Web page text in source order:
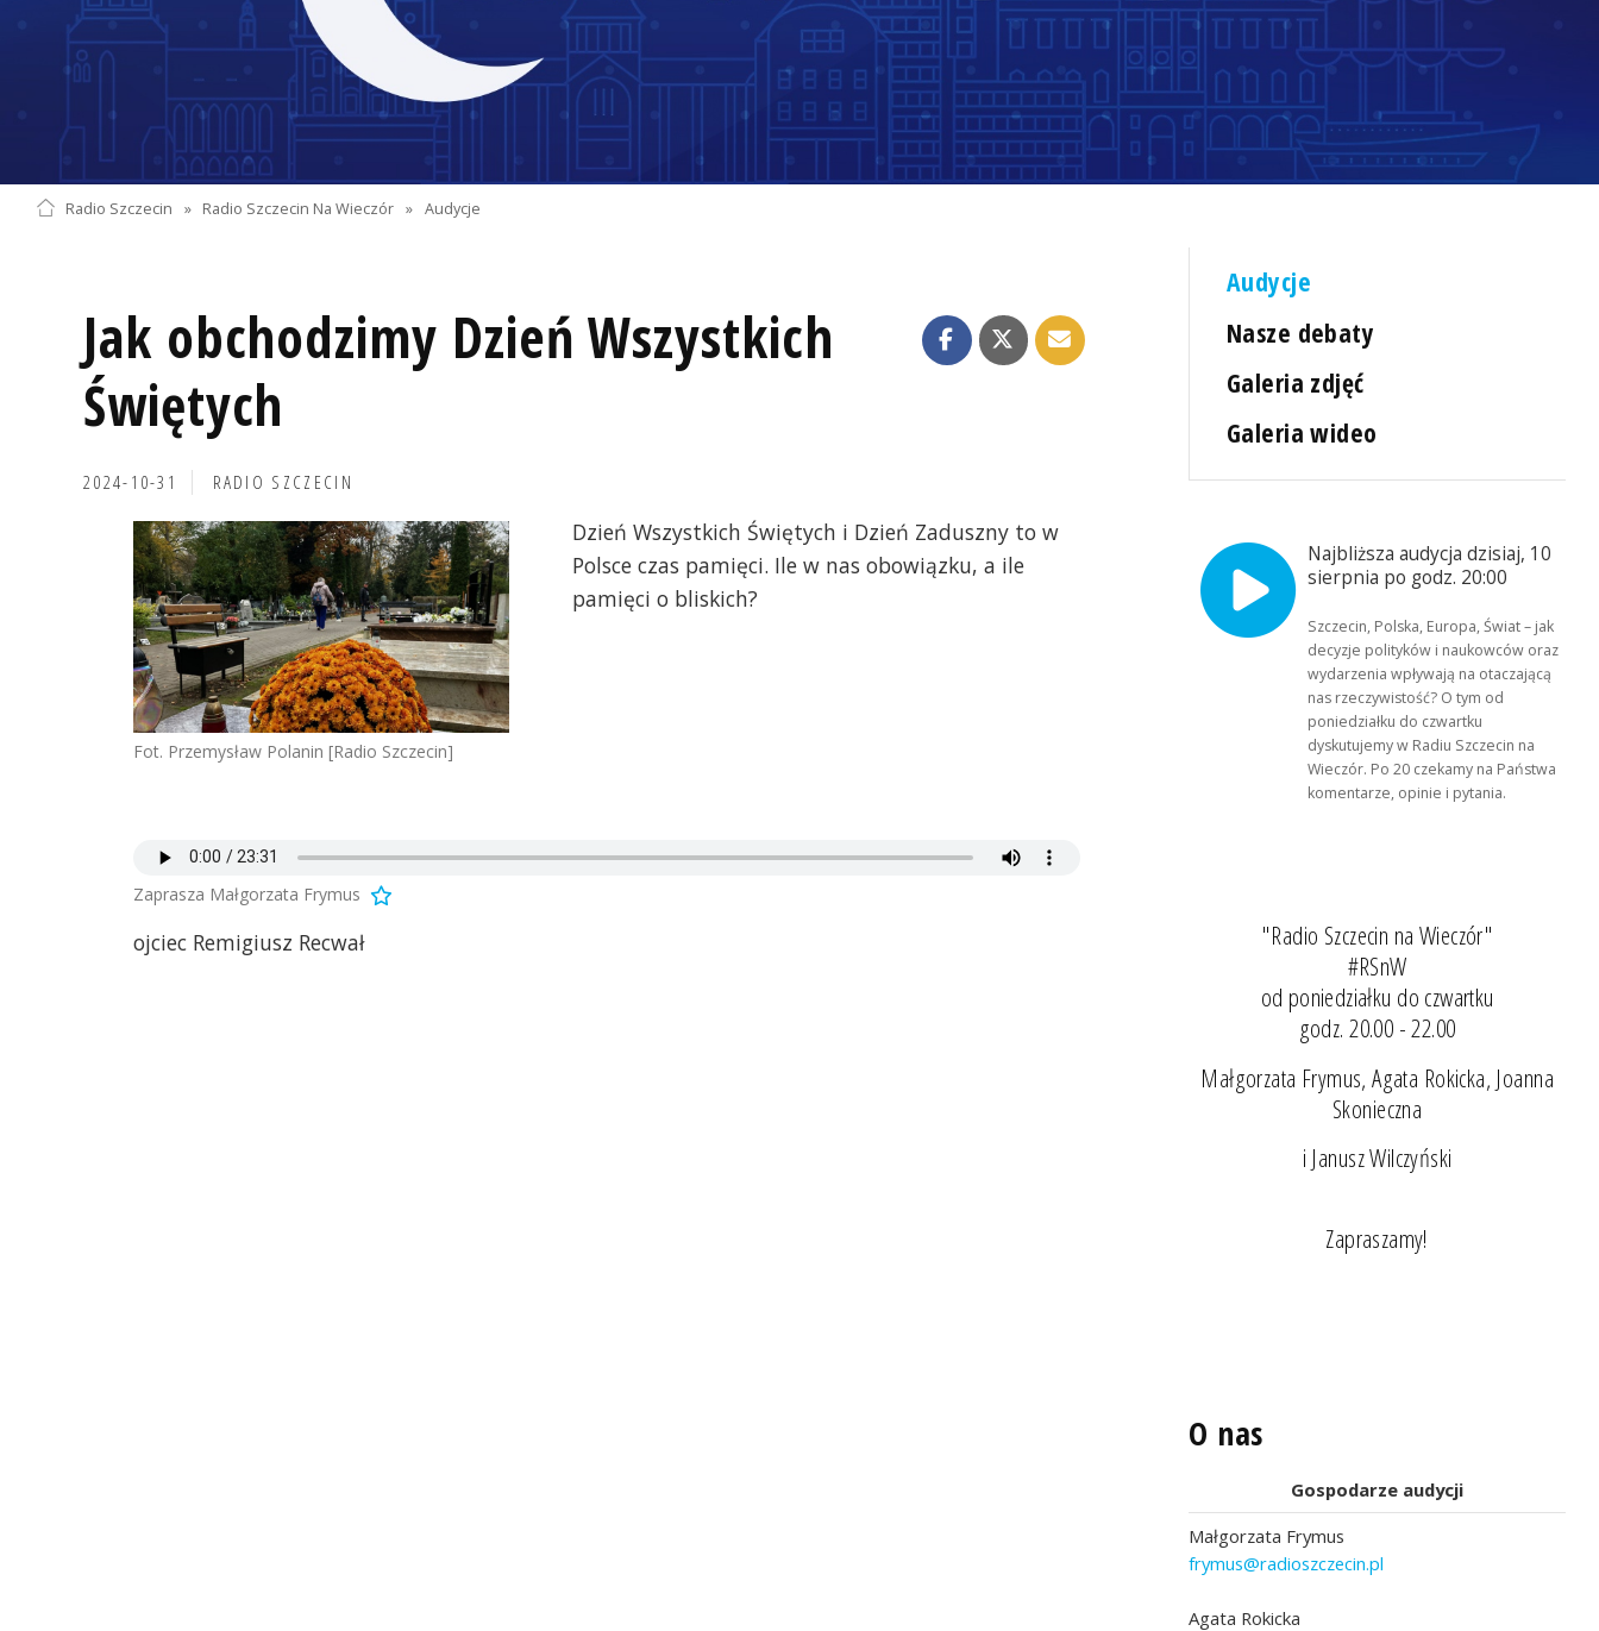
Radio Szczecin » Radio Szczecin Na Wieczór » Audycje
Jak obchodzimy Dzień Wszystkich
Świętych
2024-10-31 RADIO SZCZECIN
Fot. Przemysław Polanin [Radio Szczecin]
Dzień Wszystkich Świętych i Dzień Zaduszny to w
Polsce czas pamięci. Ile w nas obowiązku, a ile
pamięci o bliskich?
Zaprasza Małgorzata Frymus
ojciec Remigiusz Recwał
Audycje
Nasze debaty
Galeria zdjęć
Galeria wideo
Najbliższa audycja dzisiaj, 10
sierpnia po godz. 20:00
Szczecin, Polska, Europa, Świat – jak
decyzje polityków i naukowców oraz
wydarzenia wpływają na otaczającą
nas rzeczywistość? O tym od
poniedziałku do czwartku
dyskutujemy w Radiu Szczecin na
Wieczór. Po 20 czekamy na Państwa
komentarze, opinie i pytania.
"Radio Szczecin na Wieczór"
#RSnW
od poniedziałku do czwartku
godz. 20.00 - 22.00
Małgorzata Frymus, Agata Rokicka, Joanna
Skonieczna
i Janusz Wilczyński
Zapraszamy!
O nas
Gospodarze audycji
Małgorzata Frymus
frymus@radioszczecin.pl
Agata Rokicka